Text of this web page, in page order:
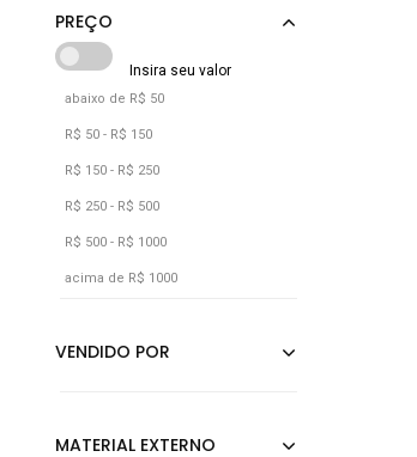
Rosa
Verde
Vermelho
Vinho
abaixo de R$ 50
R$ 50 - R$ 150
R$ 150 - R$ 250
R$ 250 - R$ 500
R$ 500 - R$ 1000
acima de R$ 1000